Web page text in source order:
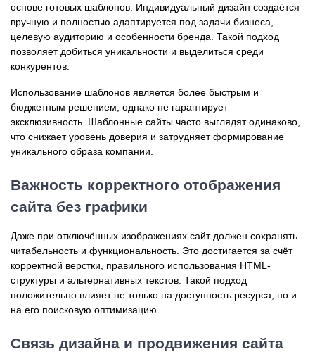
основе готовых шаблонов. Индивидуальный дизайн создаётся
вручную и полностью адаптируется под задачи бизнеса,
целевую аудиторию и особенности бренда. Такой подход
позволяет добиться уникальности и выделиться среди
конкурентов.
Использование шаблонов является более быстрым и
бюджетным решением, однако не гарантирует
эксклюзивность. Шаблонные сайты часто выглядят одинаково,
что снижает уровень доверия и затрудняет формирование
уникального образа компании.
Важность корректного отображения
сайта без графики
Даже при отключённых изображениях сайт должен сохранять
читабельность и функциональность. Это достигается за счёт
корректной верстки, правильного использования HTML-
структуры и альтернативных текстов. Такой подход
положительно влияет не только на доступность ресурса, но и
на его поисковую оптимизацию.
Связь дизайна и продвижения сайта